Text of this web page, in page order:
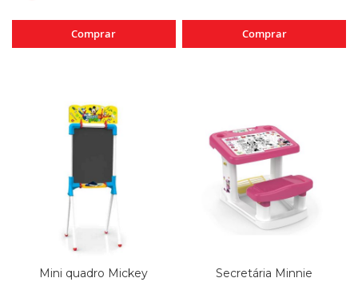
Comprar Comprar
Mini quadro Mickey Secretária Minnie